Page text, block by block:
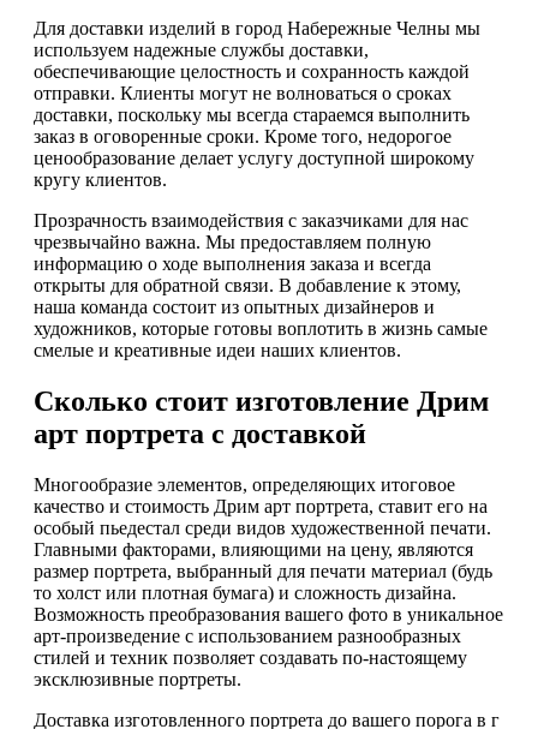
Для доставки изделий в город Набережные Челны мы
используем надежные службы доставки,
обеспечивающие целостность и сохранность каждой
отправки. Клиенты могут не волноваться о сроках
доставки, поскольку мы всегда стараемся выполнить
заказ в оговоренные сроки. Кроме того, недорогое
ценообразование делает услугу доступной широкому
кругу клиентов.
Прозрачность взаимодействия с заказчиками для нас
чрезвычайно важна. Мы предоставляем полную
информацию о ходе выполнения заказа и всегда
открыты для обратной связи. В добавление к этому,
наша команда состоит из опытных дизайнеров и
художников, которые готовы воплотить в жизнь самые
смелые и креативные идеи наших клиентов.
Сколько стоит изготовление Дрим
арт портрета с доставкой
Многообразие элементов, определяющих итоговое
качество и стоимость Дрим арт портрета, ставит его на
особый пьедестал среди видов художественной печати.
Главными факторами, влияющими на цену, являются
размер портрета, выбранный для печати материал (будь
то холст или плотная бумага) и сложность дизайна.
Возможность преобразования вашего фото в уникальное
арт-произведение с использованием разнообразных
стилей и техник позволяет создавать по-настоящему
эксклюзивные портреты.
Доставка изготовленного портрета до вашего порога в г